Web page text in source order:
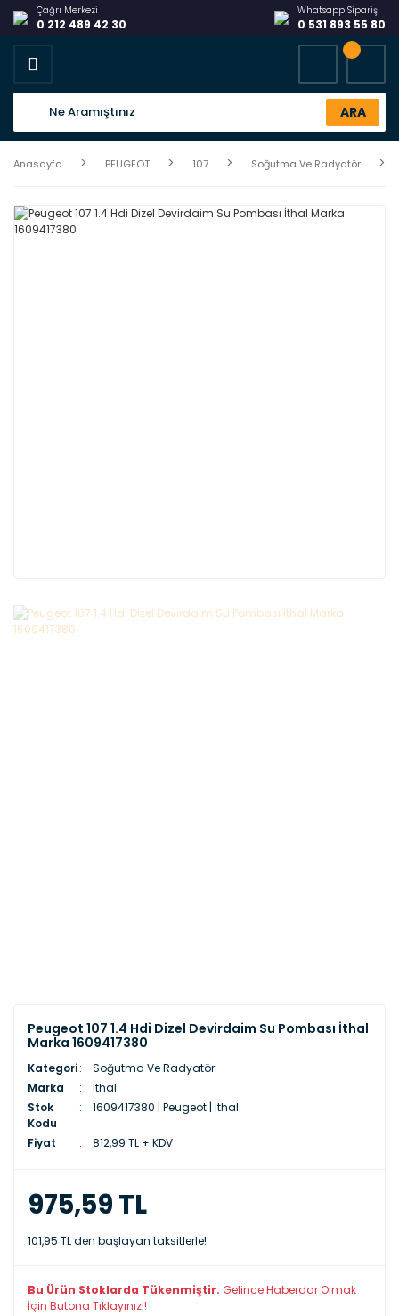
Çağrı Merkezi
0 212 489 42 30
Whatsapp Sipariş
0 531 893 55 80
ARA
Anasayfa PEUGEOT 107 Soğutma Ve Radyatör
Peugeot 107 1.4 Hdi Dizel Devirdaim Su Pombası İthal
Marka 1609417380
Kategori
Soğutma Ve Radyatör
Marka
İthal
Stok
Kodu
1609417380 | Peugeot | İthal
Fiyat 812,99 TL + KDV
975,59 TL
101,95 TL den başlayan taksitlerle!
Bu Ürün Stoklarda Tükenmiştir. Gelince Haberdar Olmak
İçin Butona Tıklayınız!!